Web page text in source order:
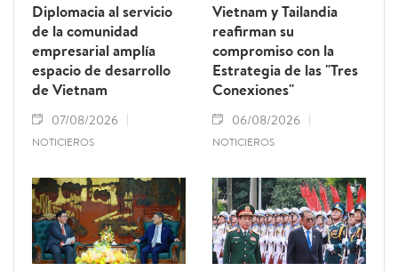
Diplomacia al servicio
de la comunidad
empresarial amplía
espacio de desarrollo
de Vietnam
07/08/2026
NOTICIEROS
Vietnam y Tailandia
reafirman su
compromiso con la
Estrategia de las "Tres
Conexiones"
06/08/2026
NOTICIEROS